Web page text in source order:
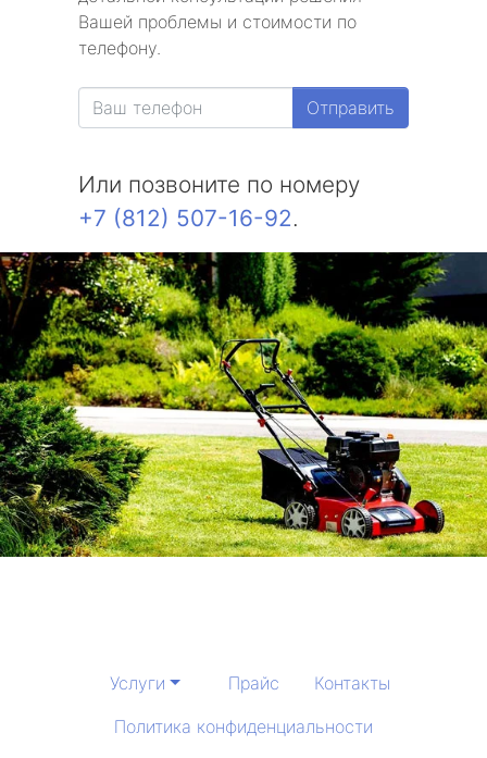
Вашей проблемы и стоимости по
телефону.
Отправить
Или позвоните по номеру
+7 (812) 507-16-92.
Услуги Прайс
Контакты
Политика конфиденциальности